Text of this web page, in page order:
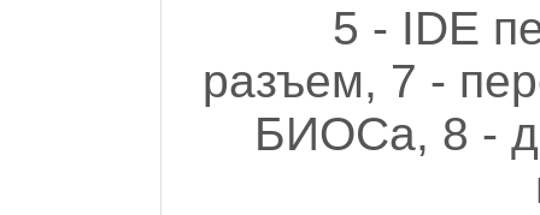
5 - IDE
разъем, 7 -
БИОСа, 8 -